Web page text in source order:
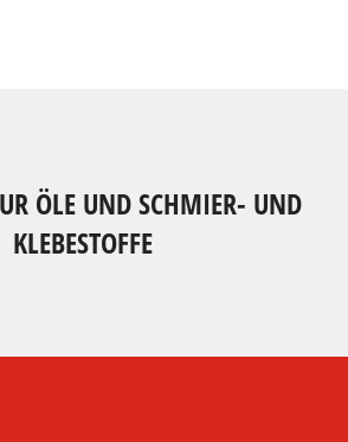
ÖLE UND SCHMIER- UND
KLEBESTOFFE